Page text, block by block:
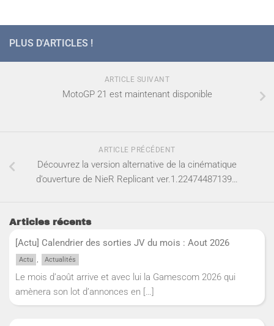
PLUS D'ARTICLES !
ARTICLE SUIVANT
MotoGP 21 est maintenant disponible
ARTICLE PRÉCÉDENT
Découvrez la version alternative de la cinématique
d’ouverture de NieR Replicant ver.1.22474487139…
Articles récents
[Actu] Calendrier des sorties JV du mois : Aout 2026
Actu , Actualités
Le mois d’août arrive et avec lui la Gamescom 2026 qui
amènera son lot d’annonces en […]